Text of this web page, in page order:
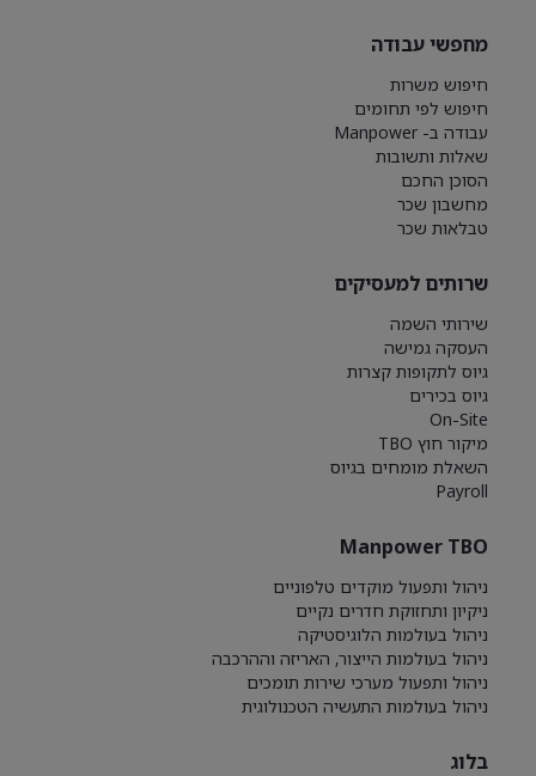
מחפשי עבודה
חיפוש משרות
חיפוש לפי תחומים
עבודה ב- Manpower
שאלות ותשובות
הסוכן החכם
מחשבון שכר
טבלאות שכר
שרותים למעסיקים
שירותי השמה
העסקה גמישה
גיוס לתקופות קצרות
גיוס בכירים
On-Site
מיקור חוץ TBO
השאלת מומחים בגיוס
Payroll
Manpower TBO
ניהול ותפעול מוקדים טלפוניים
ניקיון ותחזוקת חדרים נקיים
ניהול בעולמות הלוגיסטיקה
ניהול בעולמות הייצור, האריזה וההרכבה
ניהול ותפעול מערכי שירות תומכים
ניהול בעולמות התעשיה הטכנולוגית
בלוג